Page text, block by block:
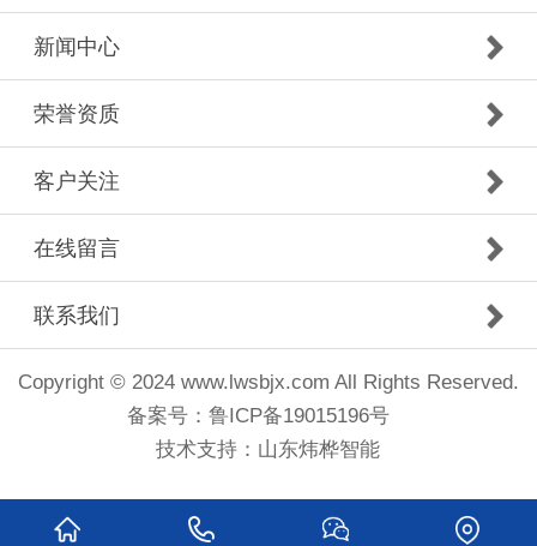
新闻中心
荣誉资质
客户关注
在线留言
联系我们
Copyright © 2024 www.lwsbjx.com All Rights Reserved.
备案号： 鲁ICP备19015196号
技术支持： 山东炜桦智能